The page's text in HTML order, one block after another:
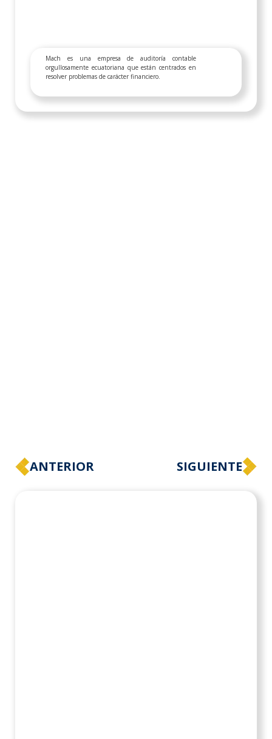
Mach es una empresa de auditoría contable
orgullosamente ecuatoriana que están centrados en
resolver problemas de carácter financiero.
ANTERIOR SIGUIENTE